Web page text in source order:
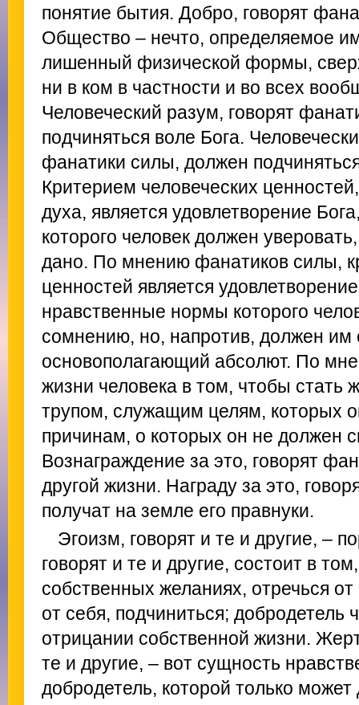
понятие бытия. Добро, говорят
Общество – нечто, определяемое
лишенный физической формы,
ни в ком в частности и во всех
Человеческий разум, говорят
подчиняться воле Бога.
фанатики силы, должен
Критерием человеческих
духа, является удовлетворение
которого человек должен
дано. По мнению фанатиков силы,
ценностей является
нравственные нормы которого
сомнению, но, напротив, должен им
основополагающий абсолют. По
жизни человека в том, чтобы
трупом, служащим целям, которых
причинам, о которых он не должен
Вознаграждение за это, говорят
другой жизни. Награду за это,
получат на земле его правнуки.
Эгоизм, говорят и те и другие, –
говорят и те и другие, состоит в
собственных желаниях, отречься от
от себя, подчиниться; добродетель
отрицании собственной жизни.
те и другие, – вот сущность
добродетель, которой только может